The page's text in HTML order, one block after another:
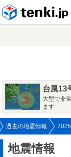
台風13
大型で非
ます
過去の地震情報
地震情報